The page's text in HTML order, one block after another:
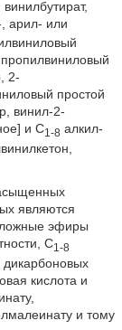
арил- или
2-
простой
винил-2-
и C1-8 алкил-
являются
эфиры
C1-8
кислота и
и тому